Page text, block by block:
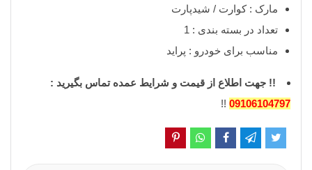
مارک : کوارت / شیدپارت
تعداد در بسته بندی : 1
مناسب برای خودرو : پراید
!! جهت اطلاع از قیمت و شرایط عمده تماس بگیرید :
09106104797
!!